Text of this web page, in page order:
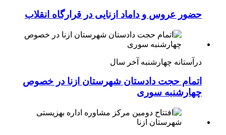
حضور عروس و داماد ازنایی در قرارگاه انقلاب
درآستانه چهارشنبه آخر سال
اتمام حجت دادستان شهرستان ازنا در خصوص
چهارشنبه ‌سوری